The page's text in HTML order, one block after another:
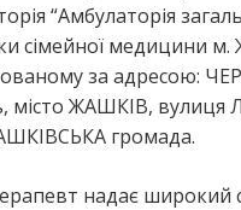
“Амбулаторія
сімейної медицини м.
за адресою:
місто ЖАШКІВ, вулиця
громада.
надає широкий